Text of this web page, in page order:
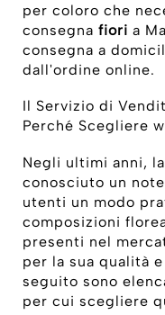
per coloro che
consegna fiori a
consegna a
dall'ordine online.
Il Servizio di
Perché Scegliere
Negli ultimi anni,
conosciuto un
utenti un modo
composizioni
presenti nel
per la sua qualità
seguito sono
per cui scegliere